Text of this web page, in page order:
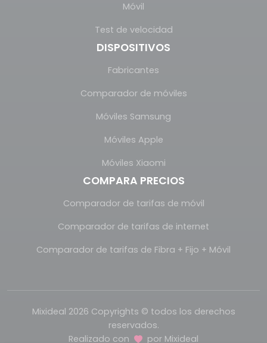
Móvil
Test de velocidad
DISPOSITIVOS
Fabricantes
Comparador de móviles
Móviles Samsung
Móviles Apple
Móviles Xiaomi
COMPARA PRECIOS
Comparador de tarifas de móvil
Comparador de tarifas de internet
Comparador de tarifas de Fibra + Fijo + Móvil
Mixideal 2026 Copyrights © todos los derechos
reservados.
Realizado con
por Mixideal